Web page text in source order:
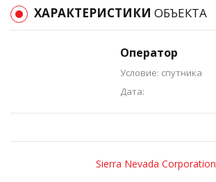
ХАРАКТЕРИСТИКИ ОБЪЕКТА
Оператор
Условие: спутника
Дата:
Sierra Nevada Corporation